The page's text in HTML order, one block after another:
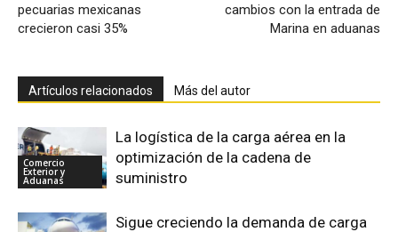
pecuarias mexicanas
crecieron casi 35%
cambios con la entrada de
Marina en aduanas
Artículos relacionados Más del autor
Comercio
Exterior y
Aduanas
La logística de la carga aérea en la
optimización de la cadena de
suministro
Sigue creciendo la demanda de carga